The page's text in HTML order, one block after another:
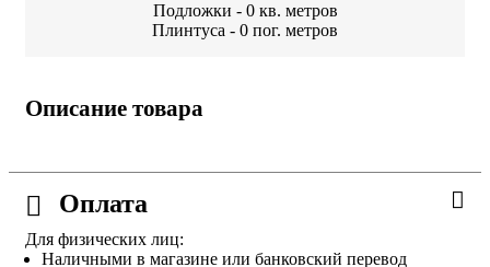
Подложки - 0 кв. метров
Плинтуса - 0 пог. метров
Описание товара
Оплата
Для физических лиц:
Наличными в магазине или банковский перевод